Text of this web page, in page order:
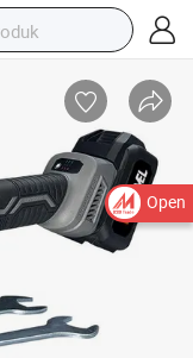
Open